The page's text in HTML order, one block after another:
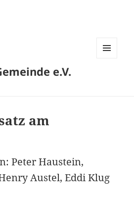
e.V.
am
Peter Haustein,
Austel, Eddi Klug